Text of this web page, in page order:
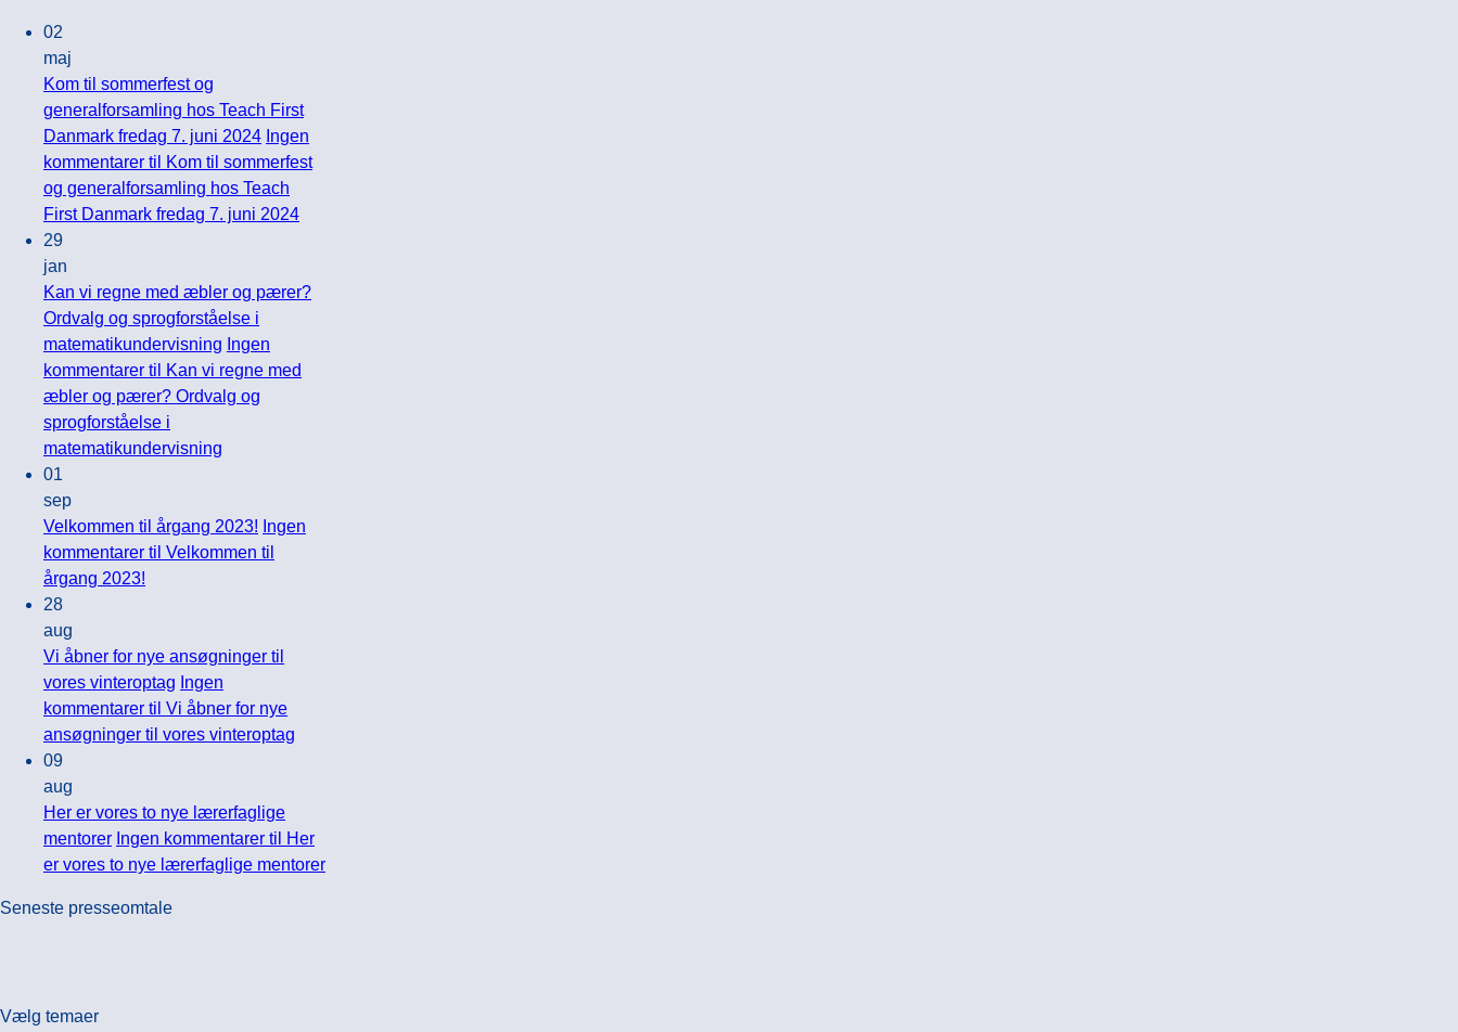
02
maj
Kom til sommerfest og
generalforsamling hos Teach First
Danmark fredag 7. juni 2024 Ingen
kommentarer til Kom til sommerfest
og generalforsamling hos Teach
First Danmark fredag 7. juni 2024
29
jan
Kan vi regne med æbler og pærer?
Ordvalg og sprogforståelse i
matematikundervisning Ingen
kommentarer til Kan vi regne med
æbler og pærer? Ordvalg og
sprogforståelse i
matematikundervisning
01
sep
Velkommen til årgang 2023! Ingen
kommentarer til Velkommen til
årgang 2023!
28
aug
Vi åbner for nye ansøgninger til
vores vinteroptag Ingen
kommentarer til Vi åbner for nye
ansøgninger til vores vinteroptag
09
aug
Her er vores to nye lærerfaglige
mentorer Ingen kommentarer til Her
er vores to nye lærerfaglige mentorer
Seneste presseomtale
Vælg temaer